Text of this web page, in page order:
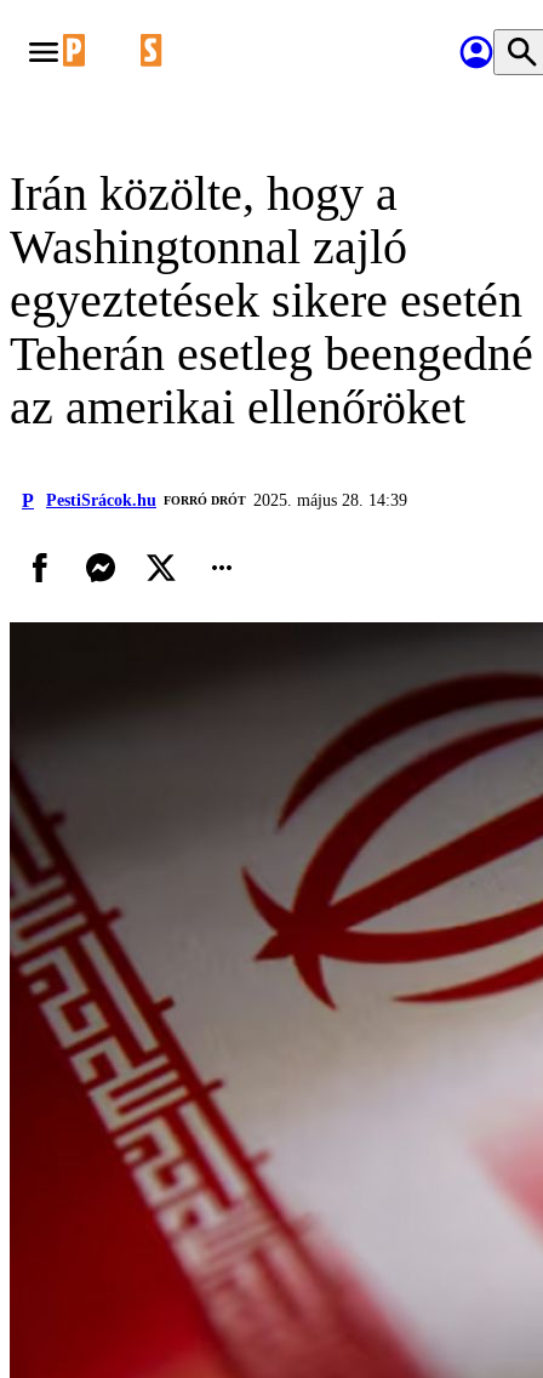
Irán közölte, hogy a
Washingtonnal zajló
egyeztetések sikere esetén
Teherán esetleg beengedné
az amerikai ellenőröket
P PestiSrácok.hu FORRÓ DRÓT 2025. május 28. 14:39